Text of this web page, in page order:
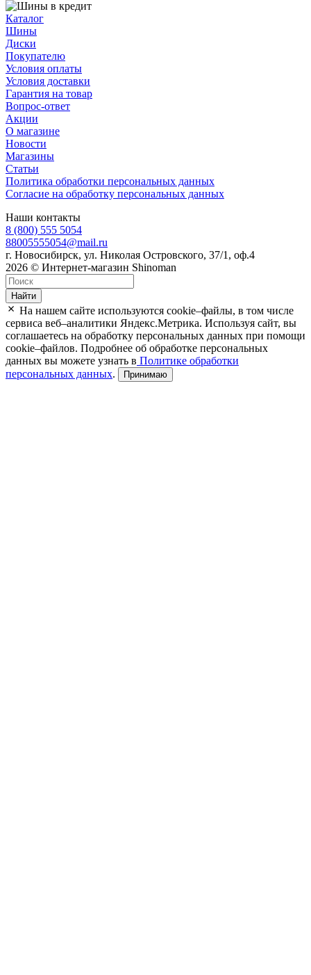
Каталог
Шины
Диски
Покупателю
Условия оплаты
Условия доставки
Гарантия на товар
Вопрос-ответ
Акции
О магазине
Новости
Магазины
Статьи
Политика обработки персональных данных
Согласие на обработку персональных данных
Наши контакты
8 (800) 555 5054
88005555054@mail.ru
г. Новосибирск, ул. Николая Островского, 37/1, оф.4
2026 © Интернет-магазин Shinoman
Найти
На нашем сайте используются cookie–файлы, в том числе
сервиса веб–аналитики Яндекс.Метрика. Используя сайт, вы
соглашаетесь на обработку персональных данных при помощи
cookie–файлов. Подробнее об обработке персональных
данных вы можете узнать в Политике обработки
персональных данных. Принимаю